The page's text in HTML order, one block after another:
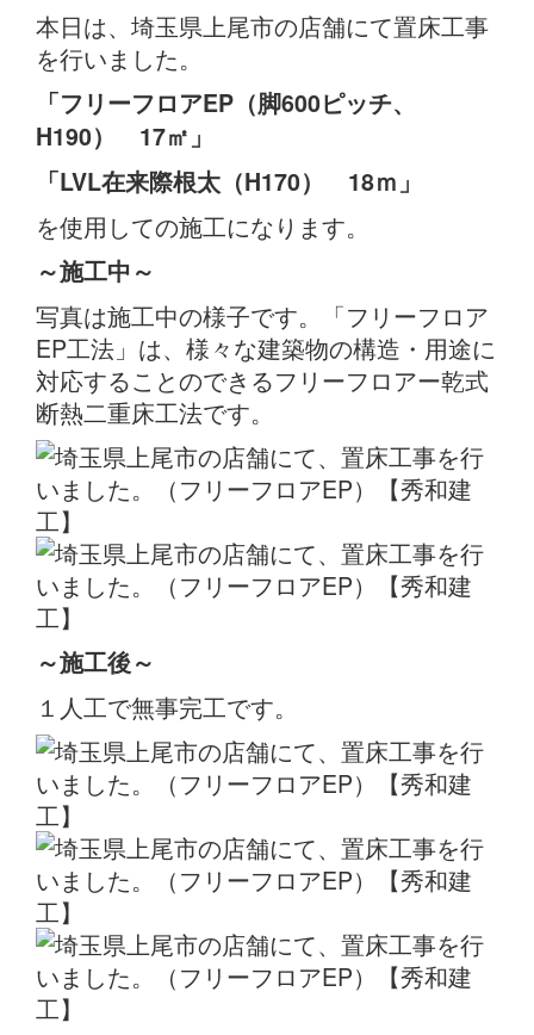
本日は、埼玉県上尾市の店舗にて置床工事
を行いました。
「フリーフロアEP（脚600ピッチ、
H190） 17㎡」
「LVL在来際根太（H170） 18ｍ」
を使用しての施工になります。
～施工中～
写真は施工中の様子です。「フリーフロア
EP工法」は、様々な建築物の構造・用途に
対応することのできるフリーフロアー乾式
断熱二重床工法です。
～施工後～
１人工で無事完工です。